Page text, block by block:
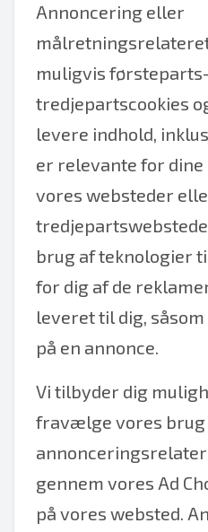
Annoncering eller
muligvis
tredjepartscookies
levere indhold,
er relevante for dine
vores websteder
brug af teknologier
for dig af de
leveret til dig,
på en annonce.
Vi tilbyder dig
fravælge vores
gennem vores Ad
på vores websted.